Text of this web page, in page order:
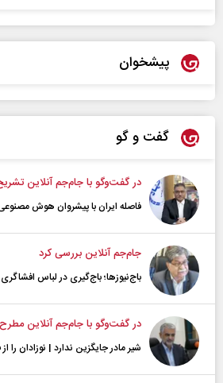
پیشخوان
گفت و گو
در گفت‌و‌گو با جام‌جم آنلاین
فاصله ایران با پیشرو‌ان هوش
جام‌جم آنلاین بررسی کرد
باج‌نیوزها؛ باج‌گیری در لباس افشاگری
در گفت‌و‌گو با جام‌جم آنلاین
شیر مادر جایگزین ندارد | نوزادان را